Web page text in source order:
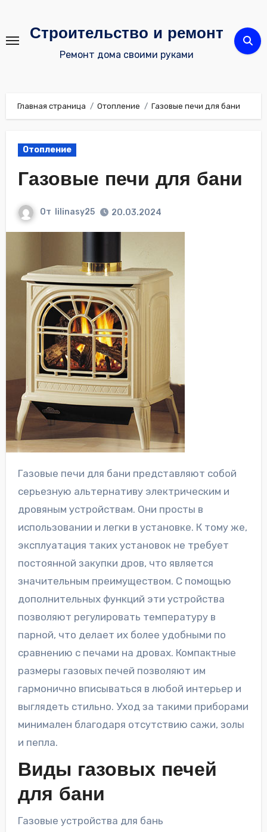
содержимому
Строительство и ремонт
Ремонт дома своими руками
Главная страница Отопление Газовые печи для бани
Отопление
Газовые печи для бани
От lilinasy25 20.03.2024
Газовые печи для бани представляют собой
серьезную альтернативу электрическим и
дровяным устройствам. Они просты в
использовании и легки в установке. К тому же,
эксплуатация таких установок не требует
постоянной закупки дров, что является
значительным преимуществом. С помощью
дополнительных функций эти устройства
позволяют регулировать температуру в
парной, что делает их более удобными по
сравнению с печами на дровах. Компактные
размеры газовых печей позволяют им
гармонично вписываться в любой интерьер и
выглядеть стильно. Уход за такими приборами
минимален благодаря отсутствию сажи, золы
и пепла.
Виды газовых печей
для бани
Газовые устройства для бань